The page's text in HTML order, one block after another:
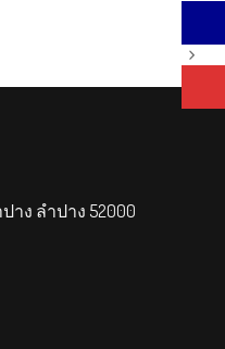
าง ลำปาง 52000